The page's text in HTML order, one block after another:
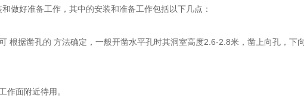
做好准备工作，其中的安装和准备工作包括以下几点：
根据凿孔的 方法确定，一般开凿水平孔时其洞室高度2.6-2.8米，凿上向孔，下
面附近待用。